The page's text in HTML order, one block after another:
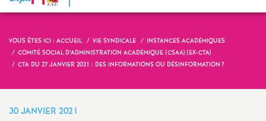
y
n
d
VOUS ÊTES ICI : ACCUEIL VIE SYNDICALE
INSTANCES ACADÉMIQUES
COMITÉ SOCIAL D’ADMINISTRATION ACADÉMIQUE (CSAA) (EX-CTA)
CTA DU 27 JANVIER 2021 : DES INFORMATIONS OU DÉSINFORMATION ?
30 JANVIER 2021